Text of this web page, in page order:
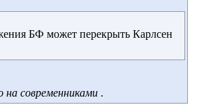
БФ может перекрыть Карлсен
на современниками .